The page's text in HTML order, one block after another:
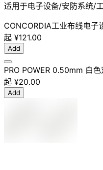
适用于电子设备/安防系统/
CONCORDIA工业布线电子
起 ¥121.00
Add
PRO POWER 0.50mm 白
起 ¥20.00
Add